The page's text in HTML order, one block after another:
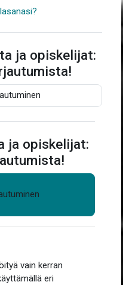
ja opiskelijat:
ja opiskelijat:
vain kerran
eri